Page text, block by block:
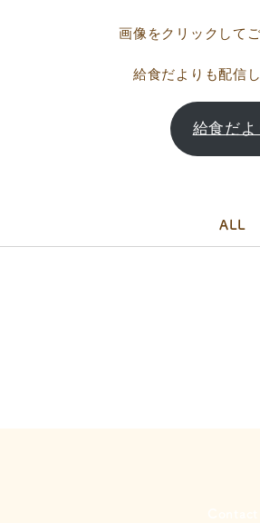
画像をクリックして
給食だよりも配信
給食だよ
ALL